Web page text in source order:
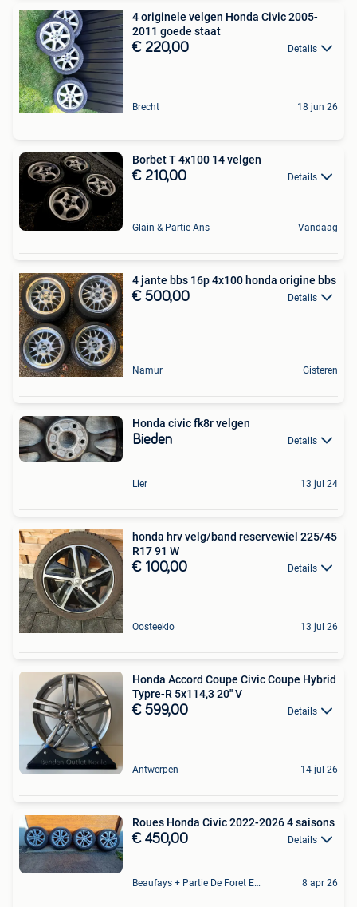
4 originele velgen Honda Civic 2005-
2011 goede staat
€ 220,00 Details
Brecht 18 jun 26
Borbet T 4x100 14 velgen
€ 210,00 Details
Glain & Partie Ans Vandaag
4 jante bbs 16p 4x100 honda origine bbs
€ 500,00 Details
Namur Gisteren
Honda civic fk8r velgen
Bieden Details
Lier 13 jul 24
honda hrv velg/band reservewiel 225/45
R17 91 W
€ 100,00 Details
Oosteeklo 13 jul 26
Honda Accord Coupe Civic Coupe Hybrid
Typre-R 5x114,3 20'' V
€ 599,00 Details
Antwerpen 14 jul 26
Roues Honda Civic 2022-2026 4 saisons
€ 450,00 Details
Beaufays + Partie De Foret Et De Tilff 8 apr 26